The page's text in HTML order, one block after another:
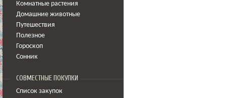
Комнатные растения
Домашние животные
Путешествия
Полезное
Гороскоп
Сонник
СОВМЕСТНЫЕ ПОКУПКИ
Список закупок